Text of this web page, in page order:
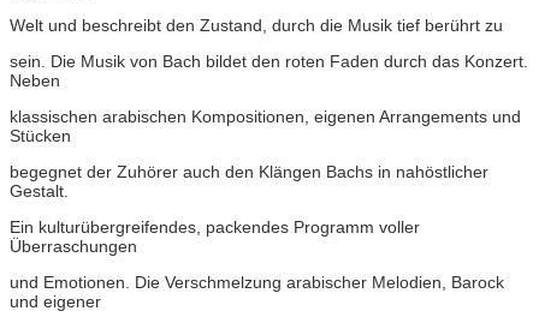
Welt und beschreibt den Zustand, durch die Musik tief berührt zu
sein. Die Musik von Bach bildet den roten Faden durch das Konzert.
Neben
klassischen arabischen Kompositionen, eigenen Arrangements und
Stücken
begegnet der Zuhörer auch den Klängen Bachs in nahöstlicher
Gestalt.
Ein kulturübergreifendes, packendes Programm voller
Überraschungen
und Emotionen. Die Verschmelzung arabischer Melodien, Barock
und eigener